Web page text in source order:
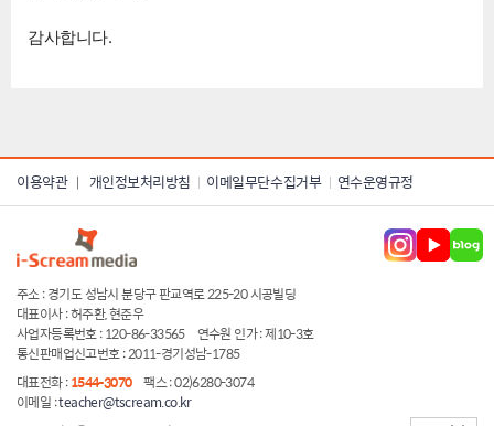
감사합니다.
이용약관 | 개인정보처리방침 이메일무단수집거부 연수운영규정
주소 : 경기도 성남시 분당구 판교역로 225-20 시공빌딩
대표이사 : 허주환, 현준우
사업자등록번호 : 120-86-33565
연수원 인가 : 제10-3호
통신판매업신고번호 : 2011-경기성남-1785
대표전화 :1544-3070 팩스 : 02)6280-3074
이메일 :teacher@tscream.co.kr